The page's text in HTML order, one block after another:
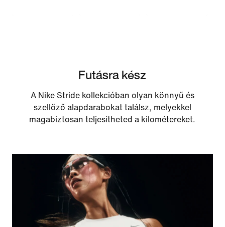
Futásra kész
A Nike Stride kollekcióban olyan könnyű és
szellőző alapdarabokat találsz, melyekkel
magabiztosan teljesítheted a kilométereket.